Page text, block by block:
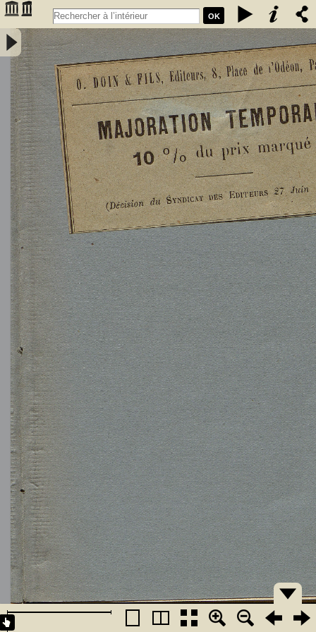
OK
L'Astronomie, observations, théorie et vulgarisation générale / par
Marcel Moye,... - Moye, Marcel (1873-1939). Auteur